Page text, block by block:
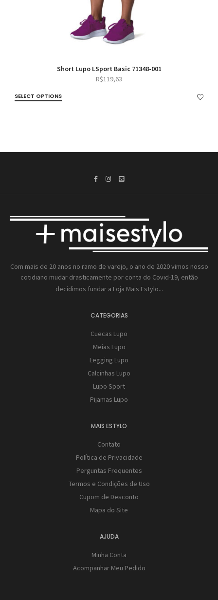
Short Lupo LSport Basic 71348-001
R$119,63
SELECT OPTIONS
Com mais de 20 anos no ramo de varejo, o ano de 2020 vimos nosso
cotidiano mudar drasticamente por conta do Covid-19, então
decidimos fundar a Loja Mais Estylo...
CATEGORIAS
Cuecas Lupo
Meias Lupo
Legging Lupo
Calcinhas Lupo
Lupo Sport
Pijamas Lupo
MAIS ESTYLO
Contato
Política de Privacidade
Perguntas Frequentes
Termos e Condições de Uso
Cupom de Desconto
Mapa do Site
AJUDA
Minha Conta
Acompanhar Meu Pedido